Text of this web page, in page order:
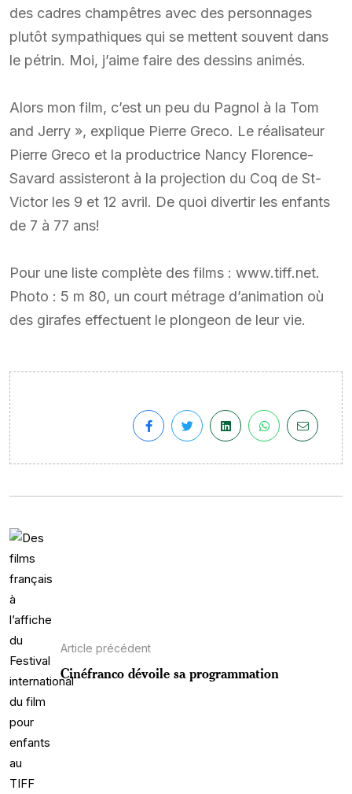
des cadres champêtres avec des personnages
plutôt sympathiques qui se mettent souvent dans
le pétrin. Moi, j’aime faire des dessins animés.
Alors mon film, c’est un peu du Pagnol à la Tom
and Jerry », explique Pierre Greco. Le réalisateur
Pierre Greco et la productrice Nancy Florence-
Savard assisteront à la projection du Coq de St-
Victor les 9 et 12 avril. De quoi divertir les enfants
de 7 à 77 ans!
Pour une liste complète des films : www.tiff.net.
Photo : 5 m 80, un court métrage d’animation où
des girafes effectuent le plongeon de leur vie.
Article précédent
Cinéfranco dévoile sa programmation